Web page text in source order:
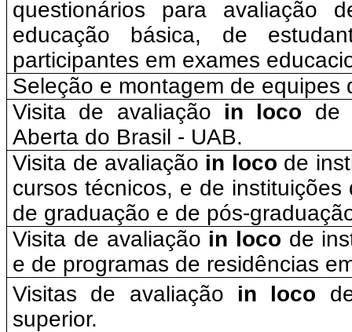
questionários para avaliação
educação básica, de
participantes em exames
Seleção e montagem de equipes
Visita de avaliação in loco de
Aberta do Brasil - UAB.
Visita de avaliação in loco de
cursos técnicos, e de
de graduação e de pós-
Visita de avaliação in loco de
e de programas de residências
Visitas de avaliação in loco
superior.